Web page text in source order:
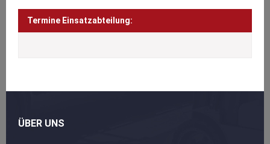
Termine Einsatzabteilung:
ÜBER UNS